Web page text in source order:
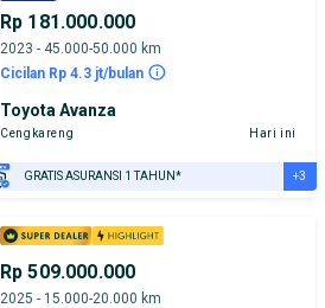
Rp 181.000.000
2023 - 45.000-50.000 km
Cicilan Rp 4.3 jt/bulan
Toyota Avanza
Cengkareng Hari ini
GRATIS ASURANSI 1 TAHUN* +3
Rp 509.000.000
2025 - 15.000-20.000 km